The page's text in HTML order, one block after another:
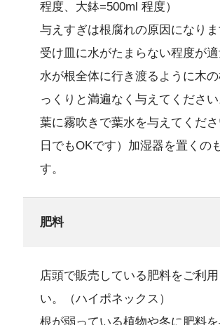
程度、大鉢=500ml 程度）
与えすぎは根腐れの原因になりま
受け皿に水がたまらない程度が適
水が根全体に行き渡るように木
っくりと満遍なく与えてください
葉に霧吹きで葉水を与えてくだ
日でもOKです）加湿器を置くの
す。
肥料
店頭で販売している肥料をご利用
い。（ハイポネックス）
根が弱っている植物や冬に肥料